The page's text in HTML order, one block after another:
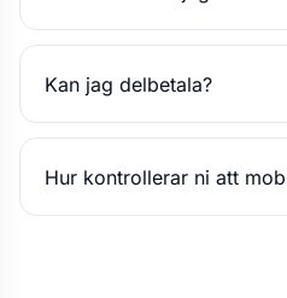
Kan jag delbetala?
Hur kontrollerar ni att